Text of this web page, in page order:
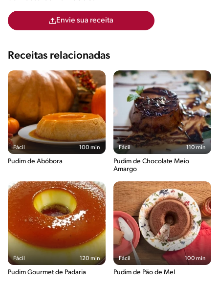
Envie sua receita
Receitas relacionadas
Fácil 100 min
Pudim de Abóbora
Fácil 110 min
Pudim de Chocolate Meio
Amargo
Fácil 120 min
Pudim Gourmet de Padaria
Fácil 100 min
Pudim de Pão de Mel